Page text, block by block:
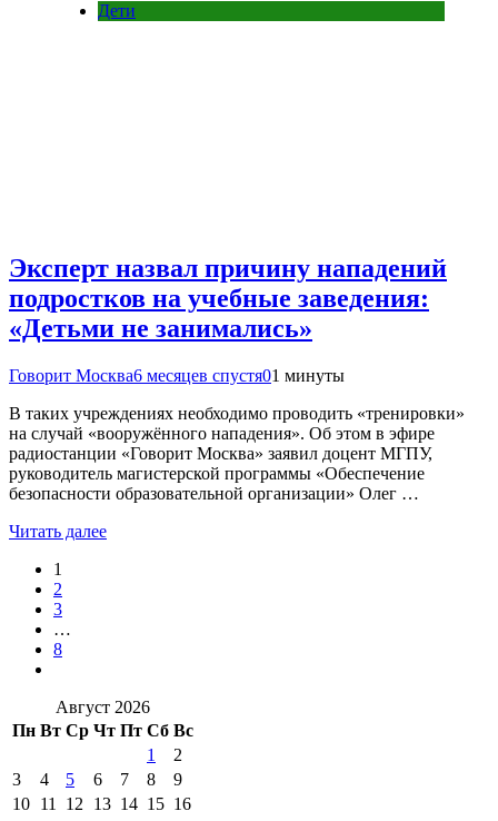
Дети
Эксперт назвал причину нападений
подростков на учебные заведения:
«Детьми не занимались»
Говорит Москва6 месяцев спустя01 минуты
В таких учреждениях необходимо проводить «тренировки»
на случай «вооружённого нападения». Об этом в эфире
радиостанции «Говорит Москва» заявил доцент МГПУ,
руководитель магистерской программы «Обеспечение
безопасности образовательной организации» Олег …
Читать далее
1
2
3
…
8
Август 2026
Пн Вт Ср Чт Пт Сб Вс
1
2
3
4 5 6 7 8
9
10 11 12 13 14 15 16